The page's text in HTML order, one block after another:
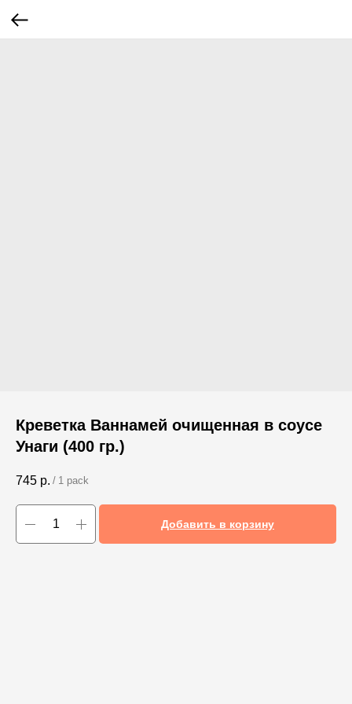
Креветка Ваннамей очищенная в соусе
Унаги (400 гр.)
745 р. / 1 pack
Добавить в корзину